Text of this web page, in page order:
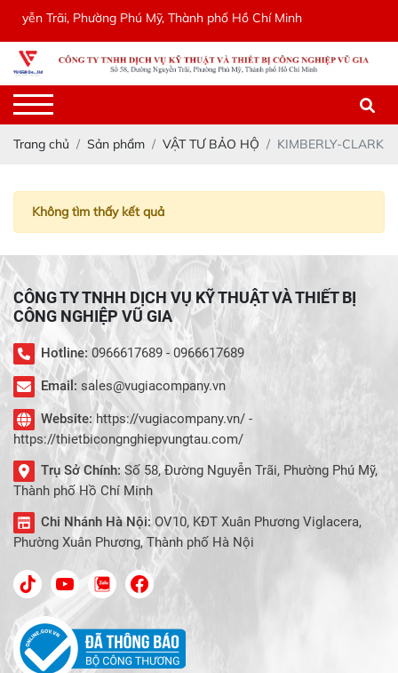
Trãi, Phường Phú Mỹ, Thành phố Hồ Chí Minh
Trang chủ Sản phẩm VẬT TƯ BẢO HỘ KIMBERLY-CLARK
Không tìm thấy kết quả
CÔNG TY TNHH DỊCH VỤ KỸ THUẬT VÀ THIẾT BỊ
CÔNG NGHIỆP VŨ GIA
Hotline: 0966617689 - 0966617689
Email: sales@vugiacompany.vn
Website: https://vugiacompany.vn/ -
https://thietbicongnghiepvungtau.com/
Trụ Sở Chính: Số 58, Đường Nguyễn Trãi, Phường Phú Mỹ,
Thành phố Hồ Chí Minh
Chi Nhánh Hà Nội:OV10, KĐT Xuân Phương Viglacera,
Phường Xuân Phương, Thành phố Hà Nội